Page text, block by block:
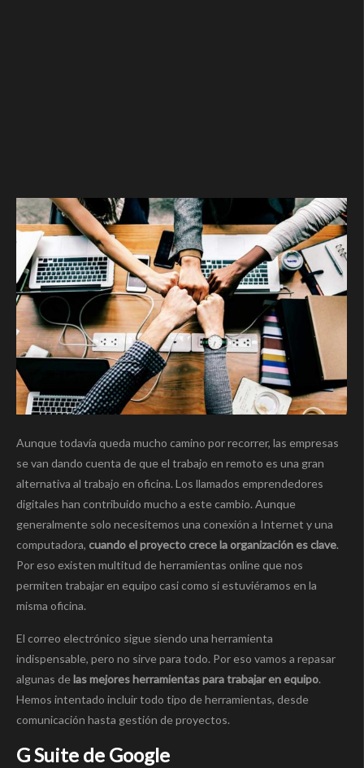
Aunque todavía queda mucho camino por recorrer, las empresas
se van dando cuenta de que el trabajo en remoto es una gran
alternativa al trabajo en oficina. Los llamados emprendedores
digitales han contribuido mucho a este cambio. Aunque
generalmente solo necesitemos una conexión a Internet y una
computadora, cuando el proyecto crece la organización es clave.
Por eso existen multitud de herramientas online que nos
permiten trabajar en equipo casi como si estuviéramos en la
misma oficina.
El correo electrónico sigue siendo una herramienta
indispensable, pero no sirve para todo. Por eso vamos a repasar
algunas de las mejores herramientas para trabajar en equipo.
Hemos intentado incluir todo tipo de herramientas, desde
comunicación hasta gestión de proyectos.
G Suite de Google